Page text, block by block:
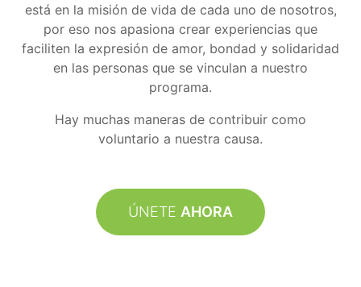
está en la misión de vida de cada uno de nosotros,
por eso nos apasiona crear experiencias que
faciliten la expresión de amor, bondad y solidaridad
en las personas que se vinculan a nuestro
programa.
Hay muchas maneras de contribuir como
voluntario a nuestra causa.
ÚNETE AHORA